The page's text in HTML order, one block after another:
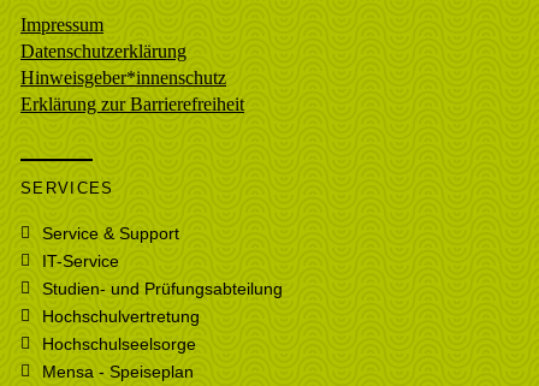
Impressum
Datenschutzerklärung
Hinweisgeber*innenschutz
Erklärung zur Barrierefreiheit
SERVICES
Service & Support
IT-Service
Studien- und Prüfungsabteilung
Hochschulvertretung
Hochschulseelsorge
Mensa - Speiseplan